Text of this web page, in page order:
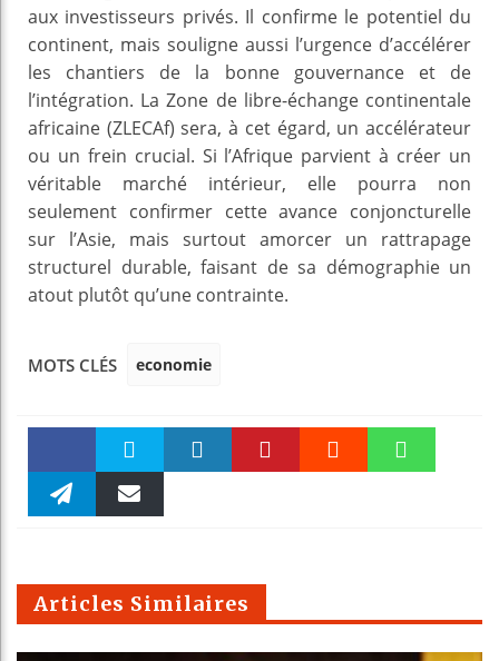
aux investisseurs privés. Il confirme le potentiel du
continent, mais souligne aussi l’urgence d’accélérer
les chantiers de la bonne gouvernance et de
l’intégration. La Zone de libre-échange continentale
africaine (ZLECAf) sera, à cet égard, un accélérateur
ou un frein crucial. Si l’Afrique parvient à créer un
véritable marché intérieur, elle pourra non
seulement confirmer cette avance conjoncturelle
sur l’Asie, mais surtout amorcer un rattrapage
structurel durable, faisant de sa démographie un
atout plutôt qu’une contrainte.
MOTS CLÉS economie
Faceboo Twitter
m
Articles Similaires